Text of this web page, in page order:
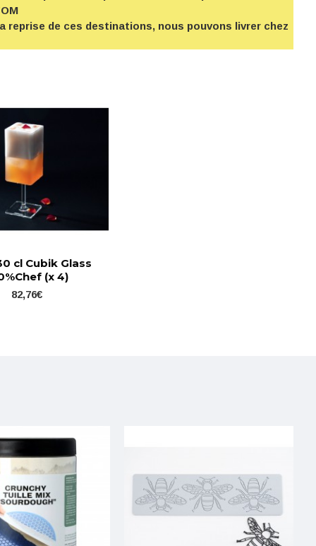
de ces destinations, nous pouvons livrer chez
cl Cubik Glass
(x 4)
82,76€